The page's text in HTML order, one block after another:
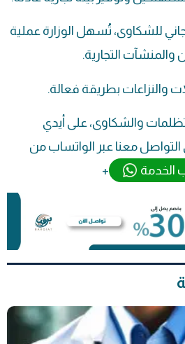
للشكاوى، تُسهل الوزارة عملية
التجارية.
بطريقة فعالة.
والشكاوى، على أيدي
التواصل معنا عبر الواتساب من
الخدمة +